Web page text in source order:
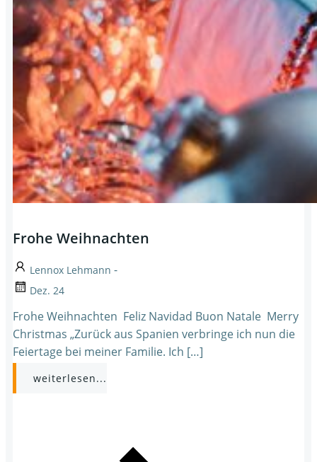
Frohe Weihnachten
Lennox Lehmann -
Dez. 24
Frohe Weihnachten Feliz Navidad Buon Natale Merry
Christmas „Zurück aus Spanien verbringe ich nun die
Feiertage bei meiner Familie. Ich […]
weiterlesen...